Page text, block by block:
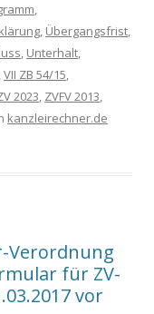
,
, Übergangsfrist,
, Unterhalt,
,VII ZB 54/15,
2023, ZVFV 2013,
kanzleirechner.de
Verordnung
für ZV-
vor